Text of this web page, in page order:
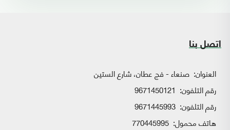
اتصل بنا
العنوان: صنعاء - فج عطان، شارع الستين
رقم التلفون: 9671450121
رقم التلفون: 9671445993
هاتف محمول: 770445995